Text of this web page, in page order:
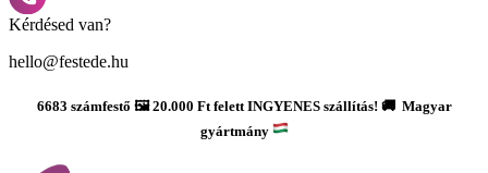
Kérdésed van?
hello@festede.hu
6683 számfestő 🖼️ 20.000 Ft felett INGYENES szállítás! 🚚 Magyar
gyártmány